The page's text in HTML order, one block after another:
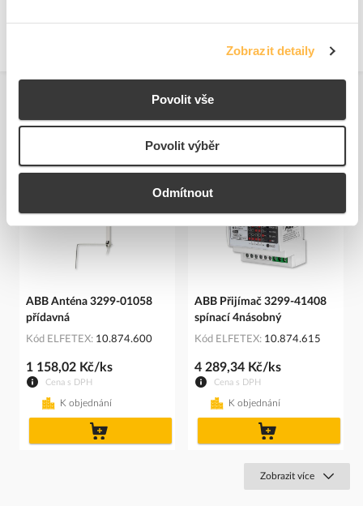
Zobrazit detaily
Povolit vše
Povolit výběr
Odmítnout
Související produkty
ABB Anténa 3299-01058
přídavná
Kód ELFETEX 10.874.600
Cena s DPH
1 158,02 Kč/ks
K objednání
ABB Přijímač 3299-41408
spínací 4násobný
Kód ELFETEX 10.874.615
Cena s DPH
4 289,34 Kč/ks
K objednání
Zobrazit více